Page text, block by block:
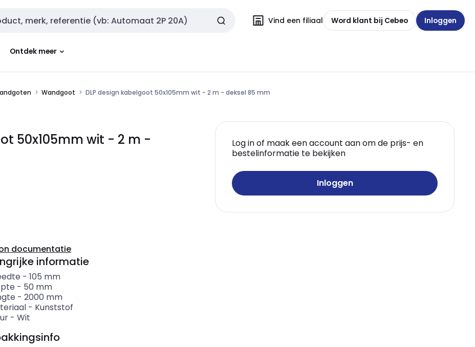
Vind een filiaal Word klant bij Cebeo Inloggen
Ontdek meer
Wandgoot DLP design kabelgoot 50x105mm wit - 2 m - deksel 85 mm
50x105mm wit - 2 m -
Log in of maak een account aan om de prijs- en
bestelinformatie te bekijken
Inloggen
documentatie
informatie
- 105 mm
- 50 mm
- 2000 mm
- Kunststof
- Wit